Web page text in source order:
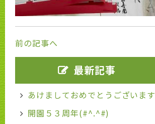
前の記事へ
最新記事
あけましておめでとうございます
開園５３周年(#^.^#)